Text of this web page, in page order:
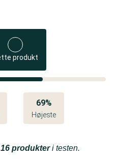
produkt
69%
Højeste
16 produkteri testen.